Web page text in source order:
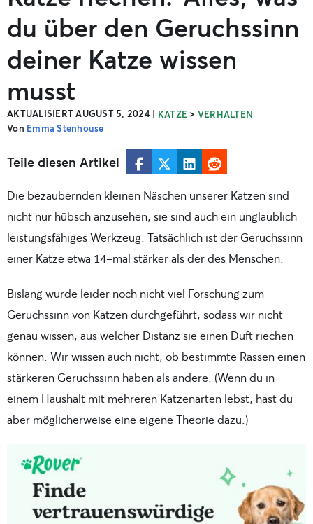
du über den Geruchssinn
deiner Katze wissen
musst
AKTUALISIERT AUGUST 5, 2024 | KATZE> VERHALTEN
Von Emma Stenhouse
Teile diesen Artikel
Die bezaubernden kleinen Näschen unserer Katzen sind
nicht nur hübsch anzusehen, sie sind auch ein unglaublich
leistungsfähiges Werkzeug. Tatsächlich ist der Geruchssinn
einer Katze etwa 14-mal stärker als der des Menschen.
Bislang wurde leider noch nicht viel Forschung zum
Geruchssinn von Katzen durchgeführt, sodass wir nicht
genau wissen, aus welcher Distanz sie einen Duft riechen
können. Wir wissen auch nicht, ob bestimmte Rassen einen
stärkeren Geruchssinn haben als andere. (Wenn du in
einem Haushalt mit mehreren Katzenarten lebst, hast du
aber möglicherweise eine eigene Theorie dazu.)